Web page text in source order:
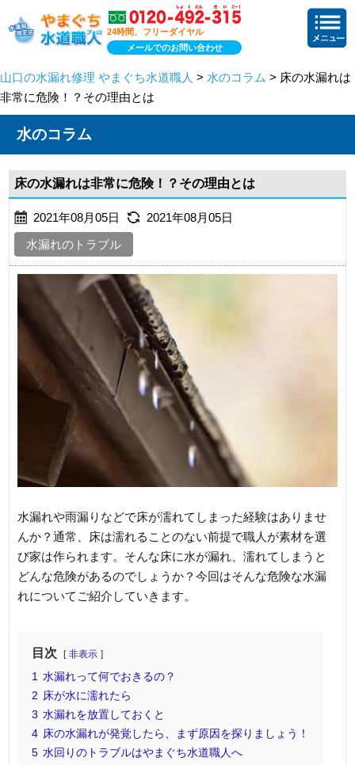
24時間、フリーダイヤル
メールでのお問い合わせ
山口の水漏れ修理 やまぐち水道職人 > 水のコラム > 床の水漏れは
非常に危険！？その理由とは
水のコラム
床の水漏れは非常に危険！？その理由とは
2021年08月05日
2021年08月05日
水漏れのトラブル
水漏れや雨漏りなどで床が濡れてしまった経験はありませ
んか？通常、床は濡れることのない前提で職人が素材を選
び家は作られます。そんな床に水が漏れ、濡れてしまうと
どんな危険があるのでしょうか？今回はそんな危険な水漏
れについてご紹介していきます。
目次 非表示
1 水漏れって何でおきるの？
2 床が水に濡れたら
3 水漏れを放置しておくと
4 床の水漏れが発覚したら、まず原因を探りましょう！
5 水回りのトラブルはやまぐち水道職人へ